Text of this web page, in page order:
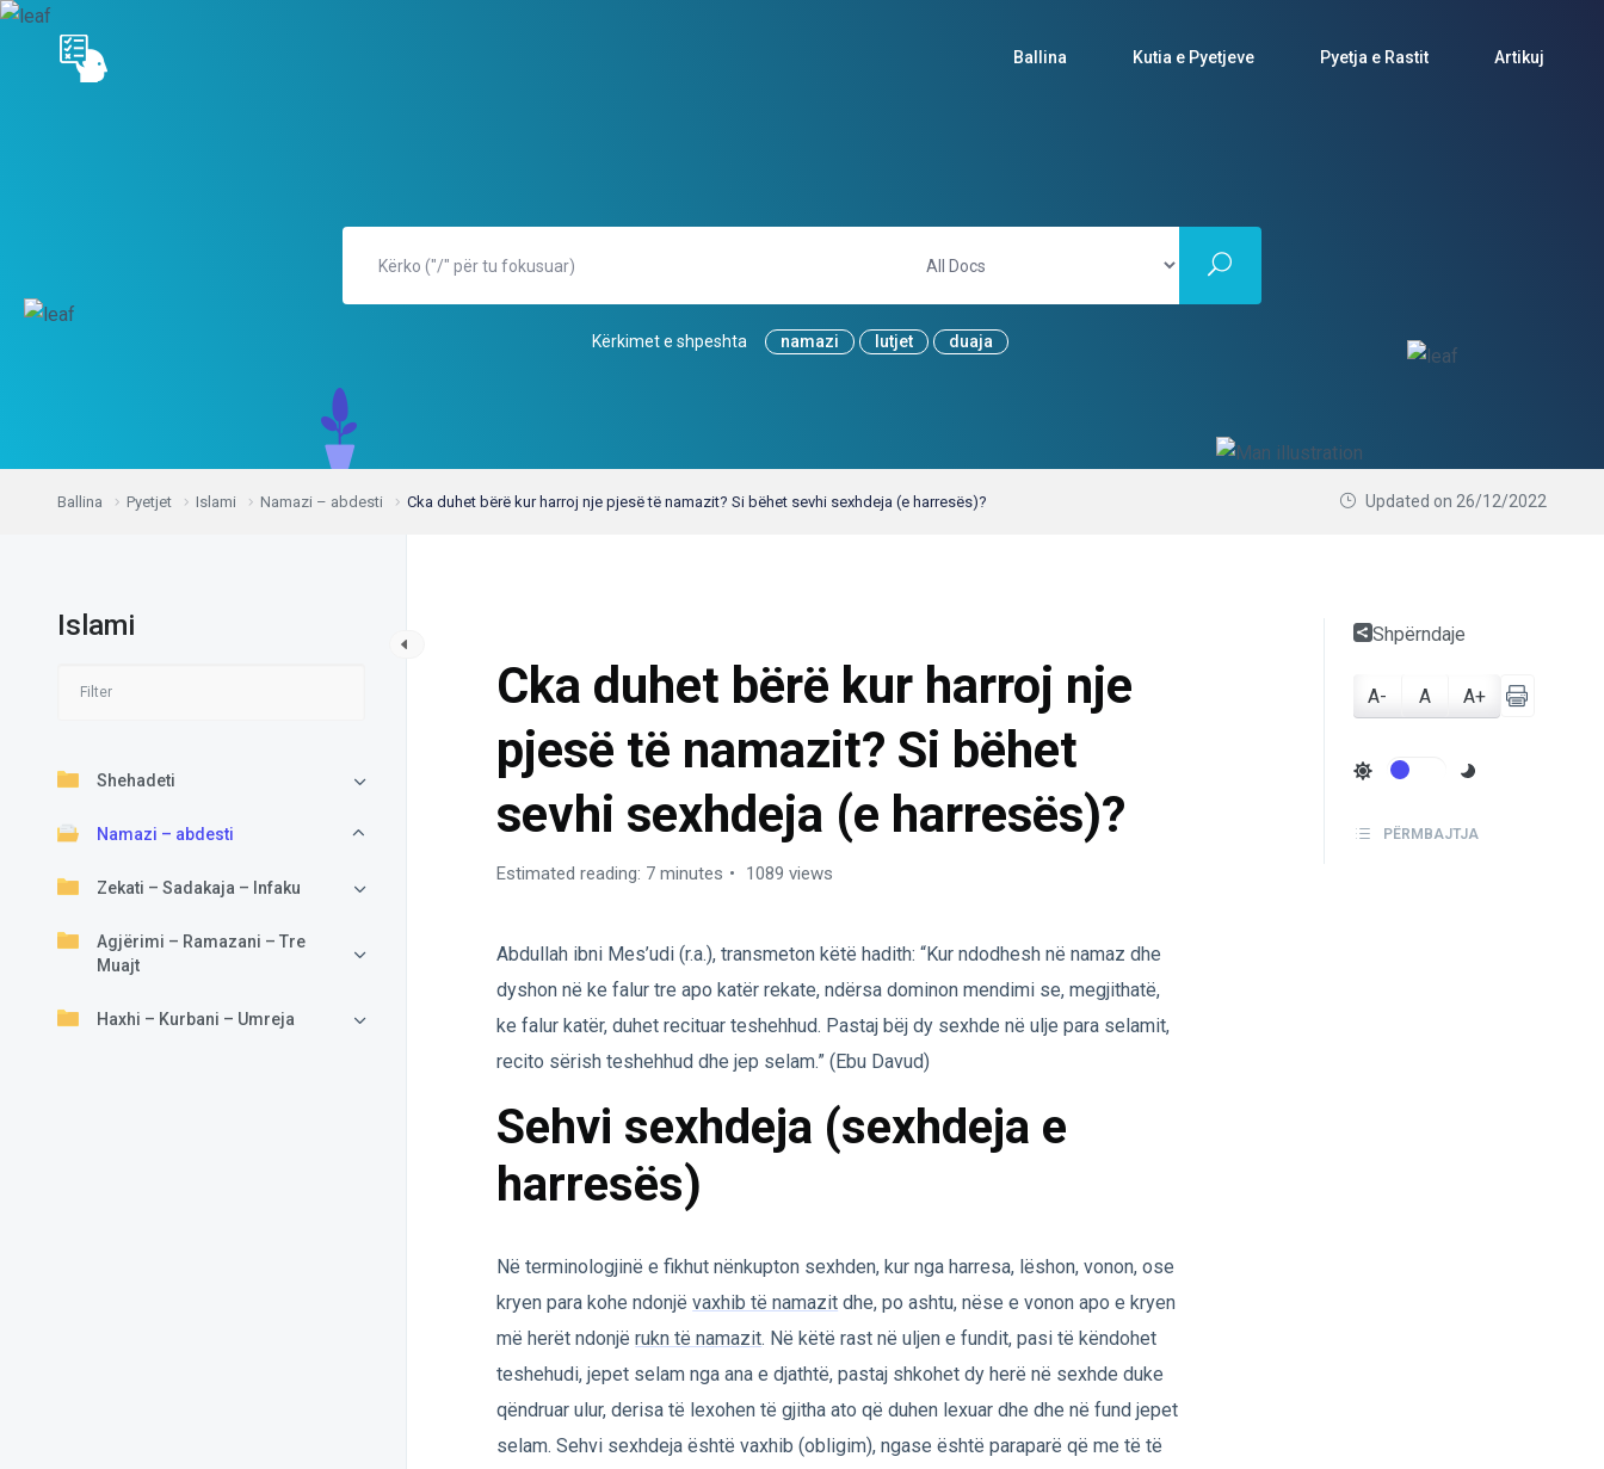
Ballina Kutia e Pyetjeve Pyetja e Rastit Artikuj
Kërkimet e shpeshta namazi lutjet duaja
Ballina Pyetjet Islami Namazi – abdesti Cka duhet bërë kur harroj nje pjesë të namazit? Si bëhet sevhi sexhdeja (e harresës)? Updated on 26/12/2022
Islami
Shehadeti
Namazi – abdesti
Zekati – Sadakaja – Infaku
Agjërimi – Ramazani – Tre
Muajt
Haxhi – Kurbani – Umreja
Cka duhet bërë kur harroj nje
pjesë të namazit? Si bëhet
sevhi sexhdeja (e harresës)?
Estimated reading: 7 minutes 1089 views
Abdullah ibni Mes’udi (r.a.), transmeton këtë hadith: “Kur ndodhesh në namaz dhe
dyshon në ke falur tre apo katër rekate, ndërsa dominon mendimi se, megjithatë,
ke falur katër, duhet recituar teshehhud. Pastaj bëj dy sexhde në ulje para selamit,
recito sërish teshehhud dhe jep selam.” (Ebu Davud)
Sehvi sexhdeja (sexhdeja e
harresës)
Në terminologjinë e fikhut nënkupton sexhden, kur nga harresa, lëshon, vonon, ose
kryen para kohe ndonjëvaxhib të namazit dhe, po ashtu, nëse e vonon apo e kryen
më herët ndonjërukn të namazit. Në këtë rast në uljen e fundit, pasi të këndohet
teshehudi, jepet selam nga ana e djathtë, pastaj shkohet dy herë në sexhde duke
qëndruar ulur, derisa të lexohen të gjitha ato që duhen lexuar dhe dhe në fund jepet
selam. Sehvi sexhdeja është vaxhib (obligim), ngase është paraparë që me të të
Shpërndaje
A- A A+
PËRMBAJTJA